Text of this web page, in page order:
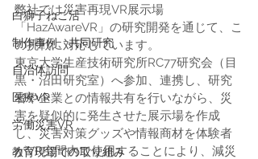
白獅子ねこ活
制作事例、共同研究
自治体訪問
医療VR
労働災害VR
教育現場での取り組み
弊社では災害再現VR展示場
「HazAwareVR」の研究開発を通じて、こ
の挑戦に対応しています。
東京大学生産技術研究所RC77研究会（目
黒・沼田研究室）へ参加、連携し、研究
者や企業との情報共有を行いながら、災
害を疑似的に発生させた展示場を作成
し、災害対策グッズや情報商材を体験者
がVR空間内で使用することにより、減災